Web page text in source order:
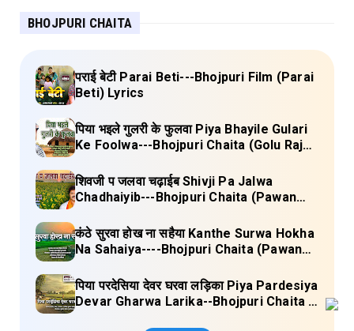
BHOJPURI CHAITA
पराई बेटी Parai Beti---Bhojpuri Film (Parai
Beti) Lyrics
पिया भइले गुलरी के फुलवा Piya Bhayile Gulari
Ke Foolwa---Bhojpuri Chaita (Golu Raja)
शिवजी प जलवा चढ़ाईब Shivji Pa Jalwa
Chadhaiyib---Bhojpuri Chaita (Pawan
कंठे सुरवा होख ना सहैया Kanthe Surwa Hokha
Na Sahaiya----Bhojpuri Chaita (Pawan
पिया परदेसिया देवर घरवा लड़िका Piya Pardesiya
Devar Gharwa Larika--Bhojpuri Chaita (